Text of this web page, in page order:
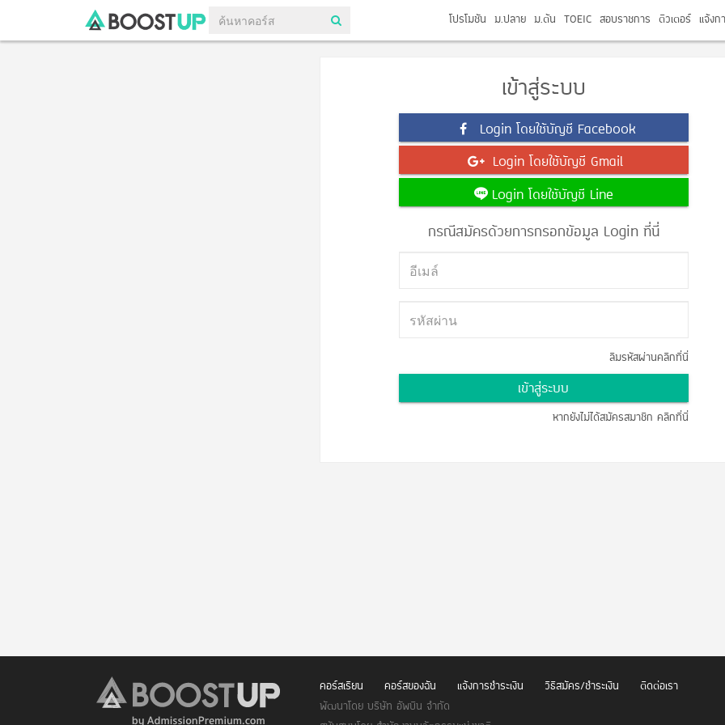
โปรโมชัน ม.ปลาย ม.ต้น TOEIC สอบราชการ ติวเตอร์ แจ้งก
เข้าสู่ระบบ
Login โดยใช้บัญชี Facebook
Login โดยใช้บัญชี Gmail
Login โดยใช้บัญชี Line
กรณีสมัครด้วยการกรอกข้อมูล Login ที่นี่
ลืมรหัสผ่านคลิกที่นี่
เข้าสู่ระบบ
หากยังไม่ได้สมัครสมาชิก คลิกที่นี่
คอร์สเรียน คอร์สของฉัน แจ้งการชำระเงิน วิธีสมัคร/ชำระเงิน
ติดต่อเรา
พัฒนาโดย บริษัท อัพบีน จำกัด